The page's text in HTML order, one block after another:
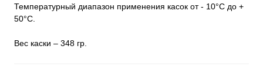
Температурный диапазон применения касок от - 10°C до +
50°C.
Вес каски – 348 гр.